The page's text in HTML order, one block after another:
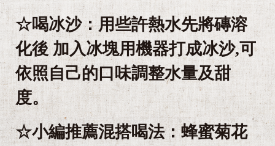
☆喝冰沙：用些許熱水先將磚溶
化後 加入冰塊用機器打成冰沙,可
依照自己的口味調整水量及甜
度。
☆小編推薦混搭喝法：蜂蜜菊花